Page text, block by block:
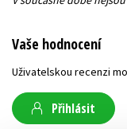
Vaše hodnocení
Uživatelskou recenzi
Přihlásit